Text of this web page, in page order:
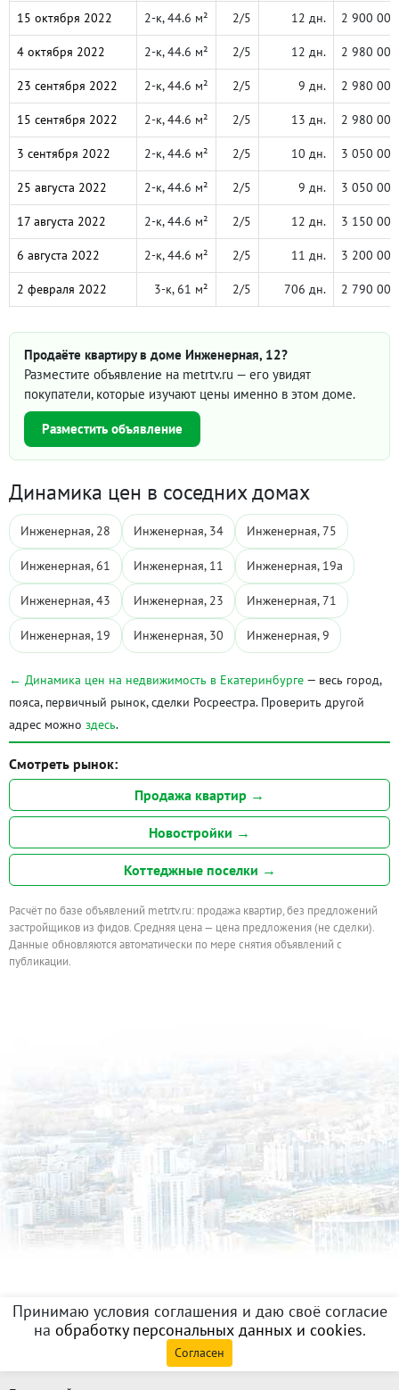
15 октября 2022 2-к, 44.6 м² 2/5 12 дн. 2 900 000
4 октября 2022 2-к, 44.6 м² 2/5 12 дн. 2 980 000
23 сентября 2022 2-к, 44.6 м² 2/5 9 дн. 2 980 000
15 сентября 2022 2-к, 44.6 м² 2/5 13 дн. 2 980 000
3 сентября 2022 2-к, 44.6 м² 2/5 10 дн. 3 050 000
25 августа 2022 2-к, 44.6 м² 2/5 9 дн. 3 050 000
17 августа 2022 2-к, 44.6 м² 2/5 12 дн. 3 150 000
6 августа 2022 2-к, 44.6 м² 2/5 11 дн. 3 200 000
2 февраля 2022 3-к, 61 м² 2/5 706 дн. 2 790 000
Продаёте квартиру в доме Инженерная, 12?
Разместите объявление на metrtv.ru — его увидят
покупатели, которые изучают цены именно в этом доме.
Разместить объявление
Динамика цен в соседних домах
Инженерная, 28 Инженерная, 34 Инженерная, 75
Инженерная, 61 Инженерная, 11 Инженерная, 19а
Инженерная, 43 Инженерная, 23 Инженерная, 71
Инженерная, 19 Инженерная, 30 Инженерная, 9
← Динамика цен на недвижимость в Екатеринбурге — весь город,
пояса, первичный рынок, сделки Росреестра. Проверить другой
адрес можно здесь.
Смотреть рынок:
Продажа квартир →
Новостройки →
Коттеджные поселки →
Расчёт по базе объявлений metrtv.ru: продажа квартир, без предложений
застройщиков из фидов. Средняя цена — цена предложения (не сделки).
Данные обновляются автоматически по мере снятия объявлений с
публикации.
Принимаю условия соглашения и даю своё согласие
на обработку персональных данных и cookies.
Согласен